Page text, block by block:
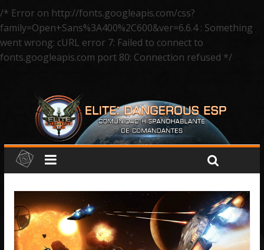
/* Error on http://fonts.googleapis.com/css?
family=Open+Sans%3A400%2C600&ver=6.6.4 : Something
went wrong: cURL error 7: Failed to connect to
fonts.googleapis.com port 80: Connection refused */